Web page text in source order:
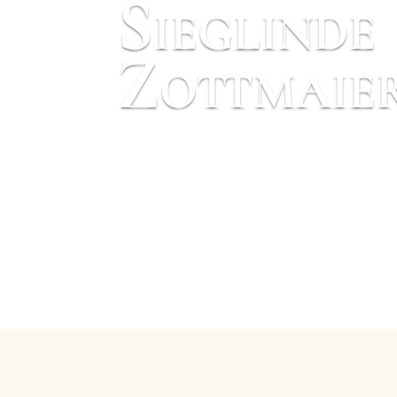
Sieglinde